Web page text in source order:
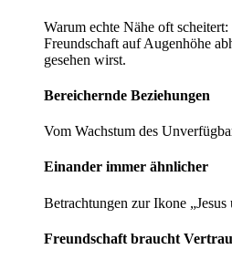
Warum echte Nähe oft
Freundschaft auf Augenhöhe
gesehen wirst.
Bereichernde­ ­Beziehungen
Vom Wachstum des
Einander immer ­ähnlicher
Betrachtungen zur Ikone
Freundschaft braucht